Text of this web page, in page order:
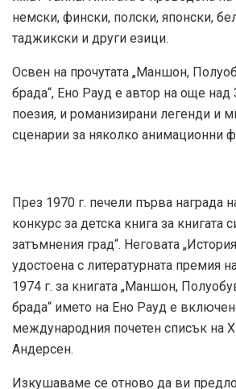
немски, фински, полски, японски,
таджикски и други езици.
Освен на прочутата „Маншон,
брада“, Ено Рауд е автор на още над
поезия, и романизирани легенди и
сценарии за няколко анимационни
През 1970 г. печели първа награда
конкурс за детска книга за книгата
затъмнения град“. Неговата
удостоена с литературната премия
1974 г. за книгата „Маншон,
брада“ името на Ено Рауд е
международния почетен списък на
Андерсен.
Изкушаваме се отново да ви